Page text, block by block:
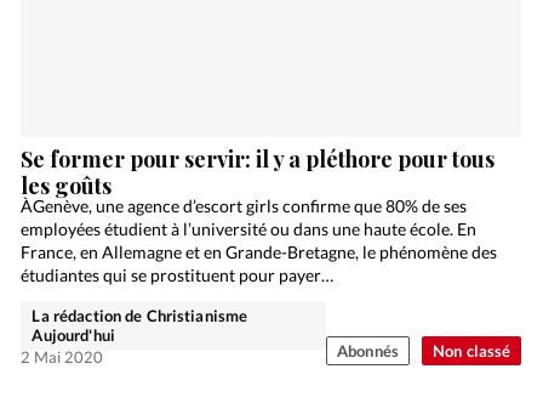
Non classé
Se former pour servir: il y a pléthore pour tous
les goûts
ÀGenève, une agence d’escort girls confirme que 80% de ses
employées étudient à l’université ou dans une haute école. En
France, en Allemagne et en Grande-Bretagne, le phénomène des
étudiantes qui se prostituent pour payer…
La rédaction de Christianisme
Aujourd'hui
2 Mai 2020
Abonnés